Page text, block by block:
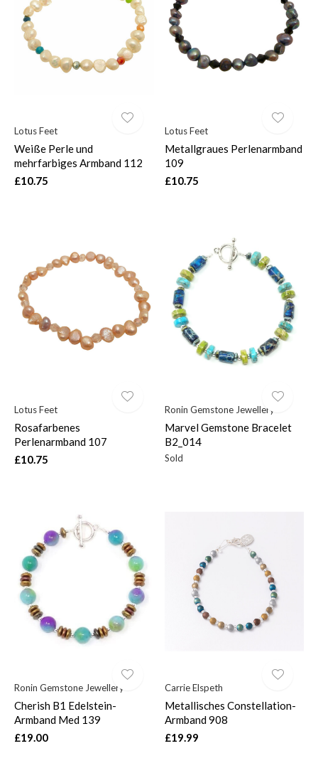
Lotus Feet
Weiße Perle und
mehrfarbiges Armband 112
£10.75
Lotus Feet
Metallgraues Perlenarmband
109
£10.75
Lotus Feet
Rosafarbenes
Perlenarmband 107
£10.75
Ronin Gemstone Jewellery
Marvel Gemstone Bracelet
B2_014
Sold
Ronin Gemstone Jewellery
Cherish B1 Edelstein-
Armband Med 139
£19.00
Carrie Elspeth
Metallisches Constellation-
Armband 908
£19.99